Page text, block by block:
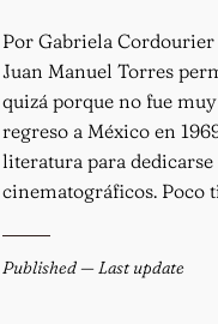
Por Gabriela
Juan Manuel Torres
quizá porque no fue
regreso a México en
literatura para
cinematográficos. Poco
Published— Last update